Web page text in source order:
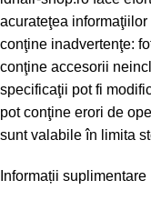
acurateţea
conţine inadvertenţe:
conţine accesorii
specificaţii pot fi
pot conţine erori de
sunt valabile în limita
Informații suplimentare